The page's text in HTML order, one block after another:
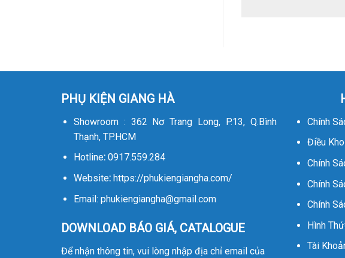
PHỤ KIỆN GIANG HÀ
Showroom : 362 Nơ Trang Long, P.13, Q.Bình
Thạnh, TP.HCM
Hotline:0917.559.284
Website: https://phukiengiangha.com/
Email: phukiengiangha@gmail.com
DOWNLOAD BÁO GIÁ, CATALOGUE
Để nhận thông tin, vui lòng nhập địa chỉ email của
Chính
Điều
Chính
Chính
Chính
Hình
Tài